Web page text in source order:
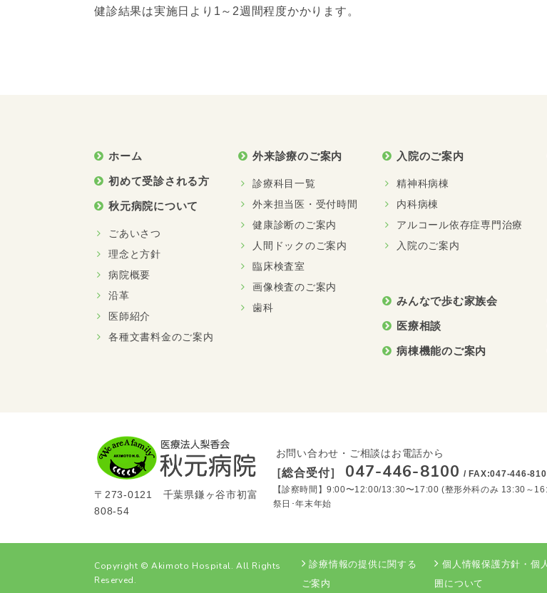
健診結果は実施日より1～2週間程度かかります。
ホーム
初めて受診される方
秋元病院について
ごあいさつ
理念と方針
病院概要
沿革
医師紹介
各種文書料金のご案内
外来診療のご案内
診療科目一覧
外来担当医・受付時間
健康診断のご案内
人間ドックのご案内
臨床検査室
画像検査のご案内
歯科
入院のご案内
精神科病棟
内科病棟
アルコール依存症専門治療
入院のご案内
みんなで歩む家族会
医療相談
病棟機能のご案内
〒273-0121 千葉県鎌ヶ谷市初富
808-54
お問い合わせ・ご相談はお電話から
［総合受付］ 047-446-8100 / FAX:047-446-
【診察時間】9:00〜12:00/13:30〜17:00 (整形外科のみ 13:30～
祭日･年末年始
Copyright © Akimoto Hospital. All Rights
Reserved.
診療情報の提供に関する
ご案内
個人情報保護方針・個
囲について